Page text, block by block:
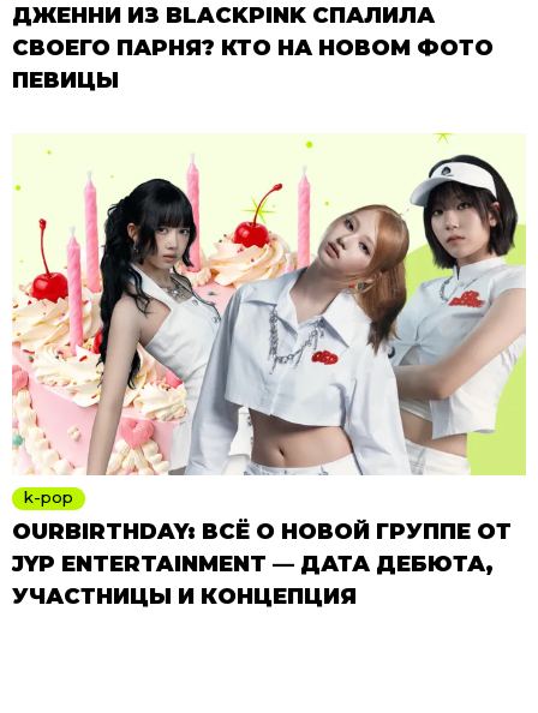
ДЖЕННИ ИЗ BLACKPINK СПАЛИЛА
СВОЕГО ПАРНЯ? КТО НА НОВОМ ФОТО
ПЕВИЦЫ
k-pop
OURBIRTHDAY: ВСЁ О НОВОЙ ГРУППЕ ОТ
JYP ENTERTAINMENT — ДАТА ДЕБЮТА,
УЧАСТНИЦЫ И КОНЦЕПЦИЯ